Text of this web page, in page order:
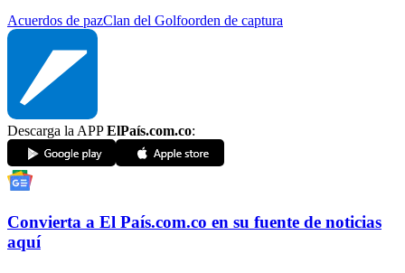
Acuerdos de pazClan del Golfoorden de captura
Descarga la APPElPaís.com.co:
Convierta a El País.com.co en su fuente de noticias
aquí